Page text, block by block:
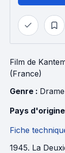
Film de
(France)
Genre : Drame
Pays
Fiche
1945. La